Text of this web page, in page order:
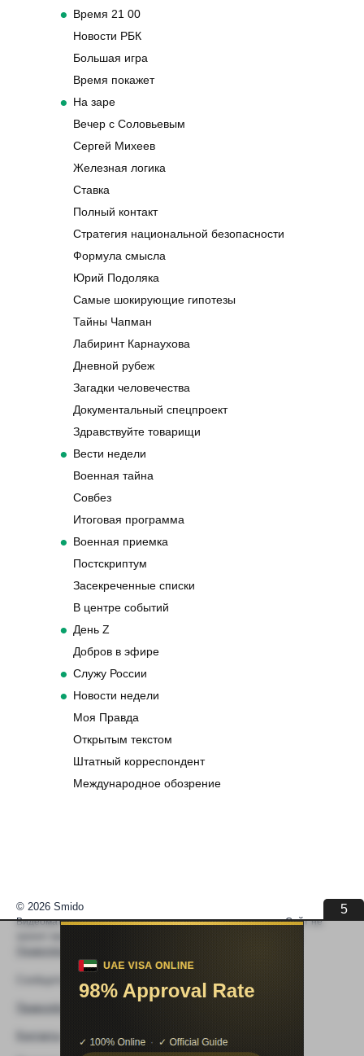
Время 21 00
Новости РБК
Большая игра
Время покажет
На заре
Вечер с Соловьевым
Сергей Михеев
Железная логика
Ставка
Полный контакт
Стратегия национальной безопасности
Формула смысла
Юрий Подоляка
Самые шокирующие гипотезы
Тайны Чапман
Лабиринт Карнаухова
Дневной рубеж
Загадки человечества
Документальный спецпроект
Здравствуйте товарищи
Вести недели
Военная тайна
Совбез
Итоговая программа
Военная приемка
Постскриптум
Засекреченные списки
В центре событий
День Z
Добров в эфире
Служу России
Новости недели
Моя Правда
Открытым текстом
Штатный корреспондент
Международное обозрение
5
© 2026 Smido
Видеоматериалы встраиваются из открытых источников. Сайт не
Видео не работает